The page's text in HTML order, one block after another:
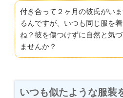
付き合って２ヶ月の彼氏がい
るんですが、いつも同じ服を
ね？彼を傷つけずに自然と気
ませんか？
いつも似たような服装